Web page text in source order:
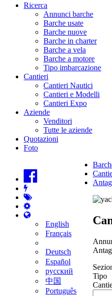
Ricerca
Annunci barche
Barche usate
Barche nuove
Barche in charter
Barche a vela
Barche a motore
Tipo imbarcazione
Cantieri
Cantieri Nautici
Cantieri e Modelli
Cantieri Expo
Aziende
Venditori
Tutte le aziende
Quotazioni
Foto
English
Français
Deutsch
Español
русский
中国
Português
Tipo